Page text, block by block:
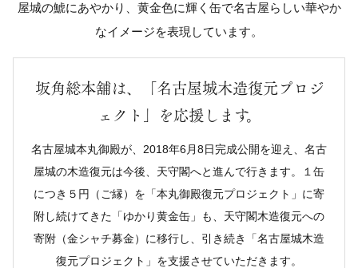
屋城の鯱にあやかり、黄金色に輝く缶で名古屋らしい華やか
なイメージを表現しています。
坂角総本舖は、「名古屋城木造復元プロジ
ェクト」を応援します。
名古屋城本丸御殿が、2018年6月8日完成公開を迎え、名古
屋城の木造復元は今後、天守閣へと進んで行きます。１缶
につき５円（ご縁）を「本丸御殿復元プロジェクト」に寄
附し続けてきた「ゆかり黄金缶」も、天守閣木造復元への
寄附（金シャチ募金）に移行し、引き続き「名古屋城木造
復元プロジェクト」を支援させていただきます。